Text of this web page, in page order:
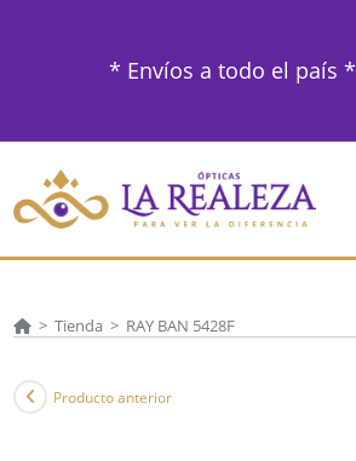
* Envíos a todo el país *
> Tienda > RAY BAN 5428F
Producto anterior